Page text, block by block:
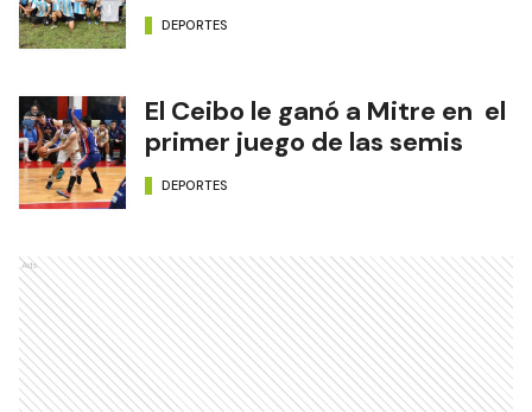
DEPORTES
El Ceibo le ganó a Mitre en el
primer juego de las semis
DEPORTES
Ads